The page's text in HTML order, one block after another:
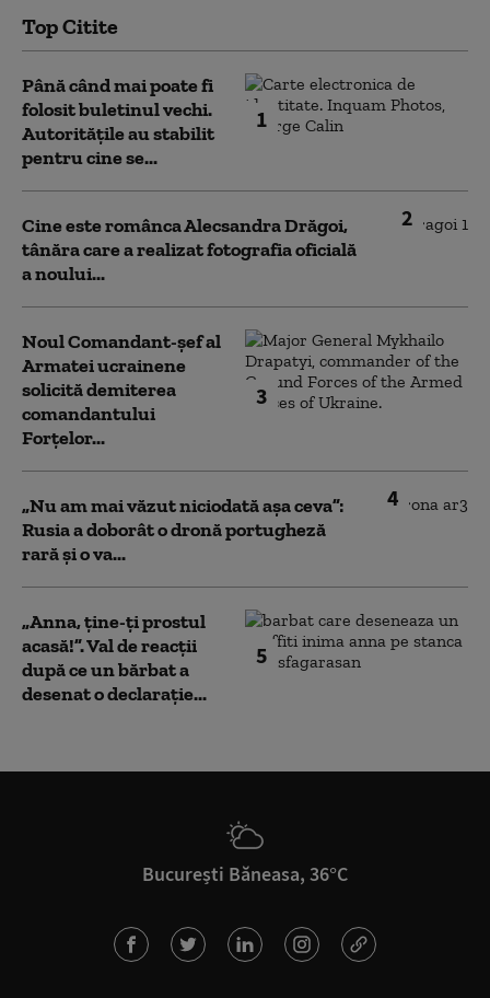
Top Citite
1
Până când mai poate fi
folosit buletinul vechi.
Autoritățile au stabilit
pentru cine se...
2
Cine este românca Alecsandra Drăgoi,
tânăra care a realizat fotografia oficială
a noului...
3
Noul Comandant-șef al
Armatei ucrainene
solicită demiterea
comandantului
Forțelor...
4
„Nu am mai văzut niciodată așa ceva”:
Rusia a doborât o dronă portugheză
rară și o va...
5
„Anna, ţine-ţi prostul
acasă!”. Val de reacții
după ce un bărbat a
desenat o declarație...
București Băneasa, 36°C